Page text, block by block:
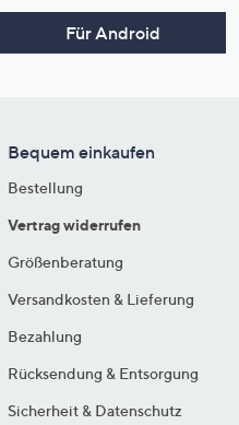
Für Android
Bequem einkaufen
Bestellung
Vertrag widerrufen
Größenberatung
Versandkosten & Lieferung
Bezahlung
Rücksendung & Entsorgung
Sicherheit & Datenschutz